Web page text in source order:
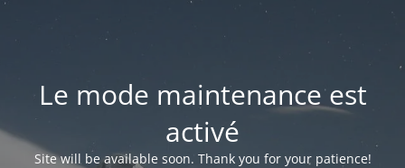
Le mode maintenance est
activé
Site will be available soon. Thank you for your patience!